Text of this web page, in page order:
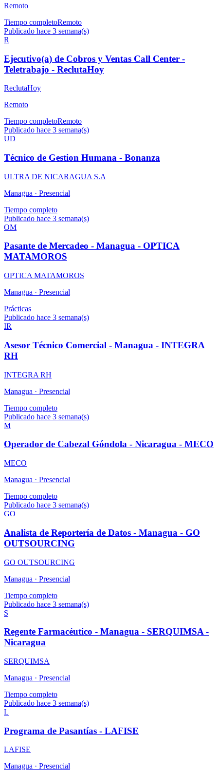
Remoto
Tiempo completoRemoto
Publicado hace 3 semana(s)
R
Ejecutivo(a) de Cobros y Ventas Call Center -
Teletrabajo - ReclutaHoy
ReclutaHoy
Remoto
Tiempo completoRemoto
Publicado hace 3 semana(s)
UD
Técnico de Gestion Humana - Bonanza
ULTRA DE NICARAGUA S.A
Managua · Presencial
Tiempo completo
Publicado hace 3 semana(s)
OM
Pasante de Mercadeo - Managua - OPTICA
MATAMOROS
OPTICA MATAMOROS
Managua · Presencial
Prácticas
Publicado hace 3 semana(s)
IR
Asesor Técnico Comercial - Managua - INTEGRA
RH
INTEGRA RH
Managua · Presencial
Tiempo completo
Publicado hace 3 semana(s)
M
Operador de Cabezal Góndola - Nicaragua - MECO
MECO
Managua · Presencial
Tiempo completo
Publicado hace 3 semana(s)
GO
Analista de Reportería de Datos - Managua - GO
OUTSOURCING
GO OUTSOURCING
Managua · Presencial
Tiempo completo
Publicado hace 3 semana(s)
S
Regente Farmacéutico - Managua - SERQUIMSA -
Nicaragua
SERQUIMSA
Managua · Presencial
Tiempo completo
Publicado hace 3 semana(s)
L
Programa de Pasantías - LAFISE
LAFISE
Managua · Presencial